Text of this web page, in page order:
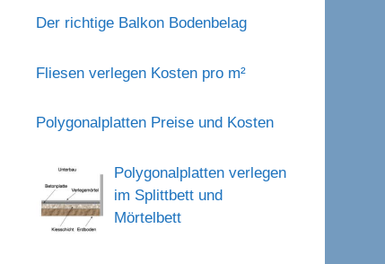
Der richtige Balkon Bodenbelag
Fliesen verlegen Kosten pro m²
Polygonalplatten Preise und Kosten
Polygonalplatten verlegen
im Splittbett und
Mörtelbett